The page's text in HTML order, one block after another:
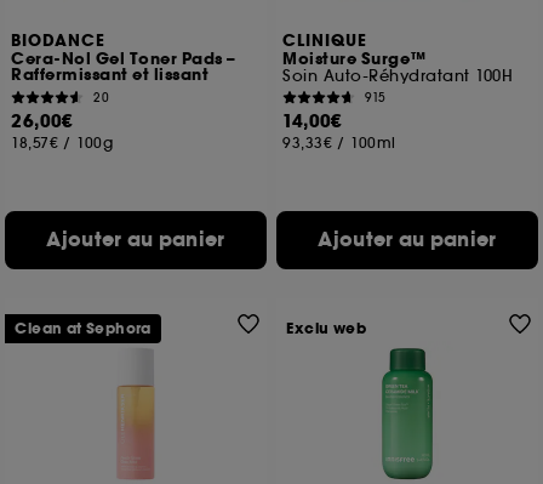
BIODANCE
Cera-Nol Gel Toner Pads –
Raffermissant et lissant
20
26,00€
18,57€ / 100g
Ajouter au panier
CLINIQUE
Moisture Surge™
Soin Auto-Réhydratant 100H
915
14,00€
93,33€ / 100ml
Ajouter au panier
Clean at Sephora Exclu web